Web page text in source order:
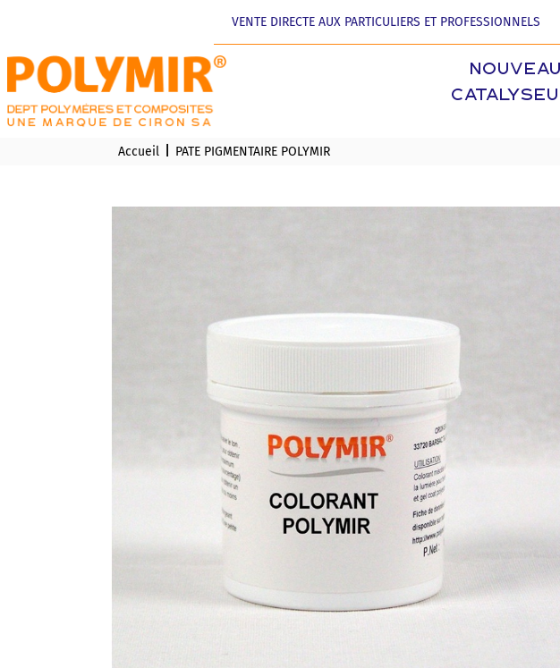
VENTE DIRECTE AUX PARTICULIERS ET PROFESSIONNELS
Accueil PATE PIGMENTAIRE POLYMIR